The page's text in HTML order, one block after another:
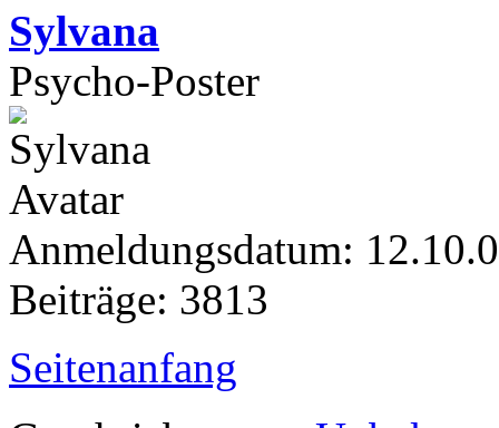
Sylvana
Psycho-Poster
Anmeldungsdatum:
Beiträge: 3813
Seitenanfang